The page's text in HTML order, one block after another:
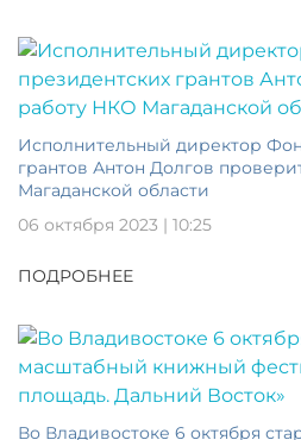
Исполнительный директор
грантов Антон Долгов
Магаданской области
06 октября 2023 | 10:25
ПОДРОБНЕЕ
Во Владивостоке 6 октября